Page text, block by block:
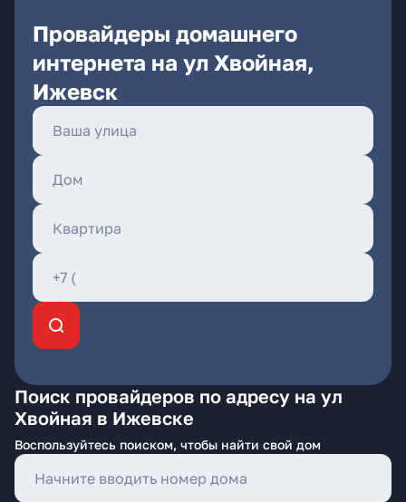
Провайдеры домашнего
интернета на ул Хвойная,
Ижевск
Поиск провайдеров по адресу на ул
Хвойная в Ижевске
Воспользуйтесь поиском, чтобы найти свой дом